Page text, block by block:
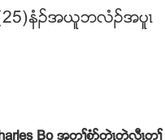
(25)နံဥအဎူဘလံဥအပူၚ
Bo အတႈစံဏတဲၚတဲလီၚတႈ